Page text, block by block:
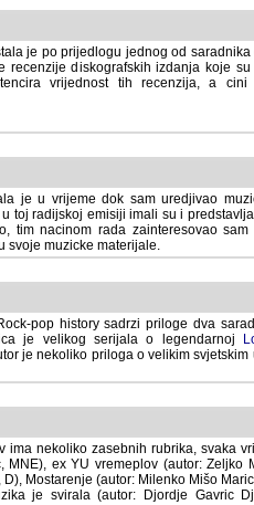
je po prijedlogu jednog od
recenzije diskografskih izdanja koje
vrijednost tih recenzija, a
je u vrijeme dok sam uredjivao
toj radijskoj emisiji imali su i
tim nacinom rada zainteresovao
svoje muzicke materijale.
pop history sadrzi priloge dva
je velikog serijala o legendarnoj
je nekoliko priloga o velikim
ima nekoliko zasebnih rubrika, svaka
MNE), ex YU vremeplov (autor: Zeljko
Mostarenje (autor: Milenko Mišo
je svirala (autor: Djordje Gavric